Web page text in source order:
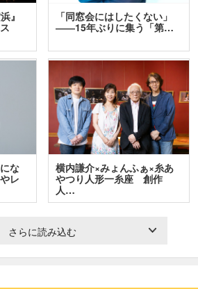
』
「同窓会にはしたくない」
――15年ぶりに集う「第…
な
レ
横内謙介×みょんふぁ×糸あ
やつり人形一糸座 創作
人…
さらに読み込む